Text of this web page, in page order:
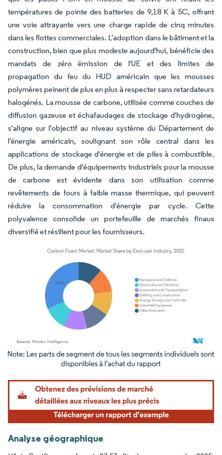
températures de pointe des batteries de 9,18 K à 5C, offrant
une voie attrayante vers une charge rapide de cinq minutes
dans les flottes commerciales. L'adoption dans le bâtiment et la
construction, bien que plus modeste aujourd'hui, bénéficie des
mandats de zéro émission de l'UE et des limites de
propagation du feu du HUD américain que les mousses
polymères peinent de plus en plus à respecter sans retardateurs
halogénés. La mousse de carbone, utilisée comme couches de
diffusion gazeuse et échafaudages de stockage d'hydrogène,
s'aligne sur l'objectif au niveau système du Département de
l'énergie américain, soulignant son rôle central dans les
applications de stockage d'énergie et de piles à combustible.
De plus, la demande d'équipements industriels pour la mousse
de carbone est évidente dans son utilisation comme
revêtements de fours à faible masse thermique, qui peuvent
réduire la consommation d'énergie par cycle. Cette
polyvalence consolide un portefeuille de marchés finaux
diversifié et résilient pour les fournisseurs.
Image © Mordor Intelligence. La réutilisation nécessite une attribution sous CC BY
Analyse géographique